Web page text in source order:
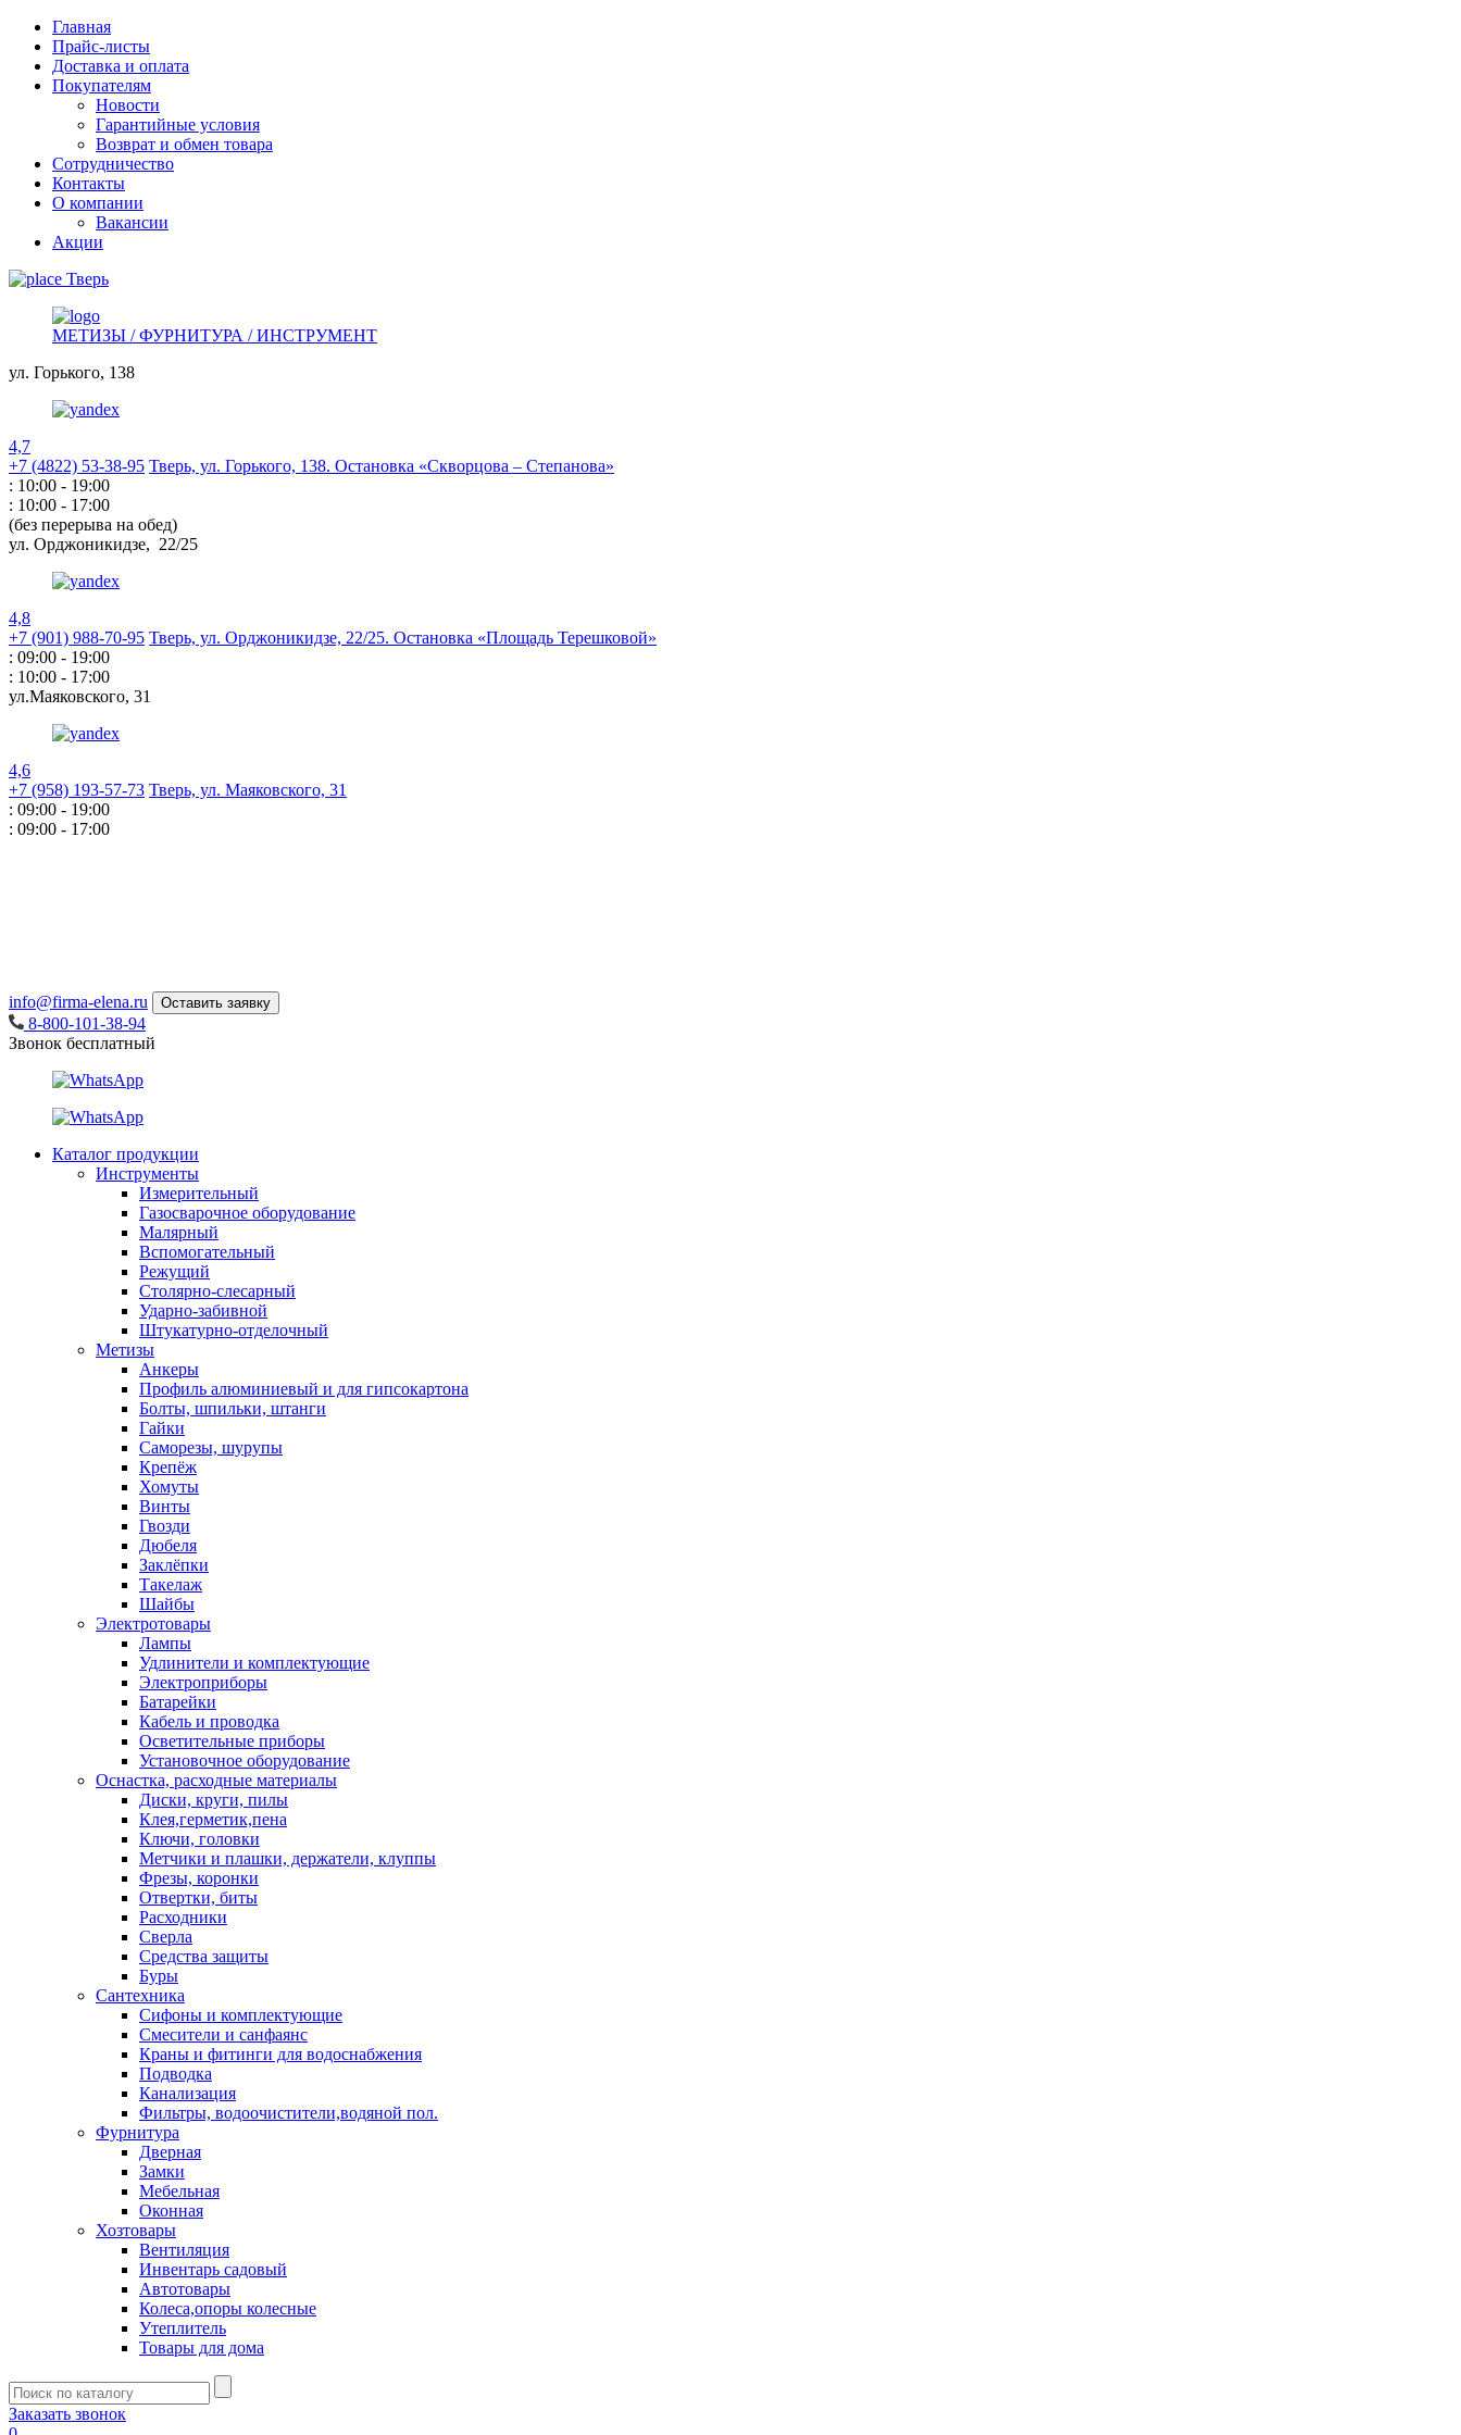
Главная
Прайс-листы
Доставка и оплата
Покупателям
Новости
Гарантийные условия
Возврат и обмен товара
Сотрудничество
Контакты
О компании
Вакансии
Акции
Тверь
МЕТИЗЫ / ФУРНИТУРА / ИНСТРУМЕНТ
ул. Горького, 138
4,7
+7 (4822) 53-38-95 Тверь, ул. Горького, 138. Остановка «Скворцова – Степанова»
: 10:00 - 19:00
: 10:00 - 17:00
(без перерыва на обед)
ул. Орджоникидзе, 22/25
4,8
+7 (901) 988-70-95 Тверь, ул. Орджоникидзе, 22/25. Остановка «Площадь Терешковой»
: 09:00 - 19:00
: 10:00 - 17:00
ул.Маяковского, 31
4,6
+7 (958) 193-57-73 Тверь, ул. Маяковского, 31
: 09:00 - 19:00
: 09:00 - 17:00
info@firma-elena.ru Оставить заявку
8-800-101-38-94
Звонок бесплатный
Каталог продукции
Инструменты
Измерительный
Газосварочное оборудование
Малярный
Вспомогательный
Режущий
Столярно-слесарный
Ударно-забивной
Штукатурно-отделочный
Метизы
Анкеры
Профиль алюминиевый и для гипсокартона
Болты, шпильки, штанги
Гайки
Саморезы, шурупы
Крепёж
Хомуты
Винты
Гвозди
Дюбеля
Заклёпки
Такелаж
Шайбы
Электротовары
Лампы
Удлинители и комплектующие
Электроприборы
Батарейки
Кабель и проводка
Осветительные приборы
Установочное оборудование
Оснастка, расходные материалы
Диски, круги, пилы
Клея,герметик,пена
Ключи, головки
Метчики и плашки, держатели, клуппы
Фрезы, коронки
Отвертки, биты
Расходники
Сверла
Средства защиты
Буры
Сантехника
Сифоны и комплектующие
Смесители и санфаянс
Краны и фитинги для водоснабжения
Подводка
Канализация
Фильтры, водоочистители,водяной пол.
Фурнитура
Дверная
Замки
Мебельная
Оконная
Хозтовары
Вентиляция
Инвентарь садовый
Автотовары
Колеса,опоры колесные
Утеплитель
Товары для дома
Заказать звонок